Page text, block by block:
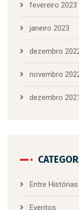
fevereiro 2023
janeiro 2023
dezembro
novembro
dezembro 2021
Entre
Eventos